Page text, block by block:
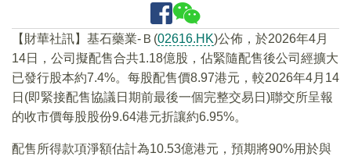
​【財華社訊】基石藥業-Ｂ(02616.HK)公佈，於2026年4月
14日，公司擬配售合共1.18億股，佔緊隨配售後公司經擴大
已發行股本約7.4%。每股配售價8.97港元，較2026年4月14
日(即緊接配售協議日期前最後一個完整交易日)聯交所呈報
的收市價每股股份9.64港元折讓約6.95%。
配售所得款項淨額估計為10.53億港元，預期將90%用於與